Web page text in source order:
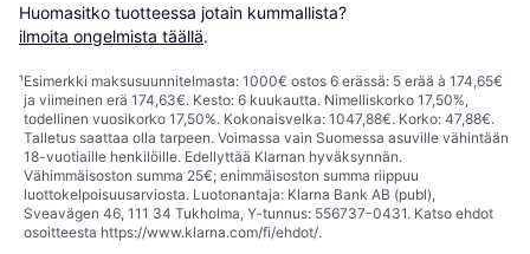
Huomasitko tuotteessa jotain kummallista?
ilmoita ongelmista täällä.
¹Esimerkki maksusuunnitelmasta: 1000€ ostos 6 erässä: 5 erää à 174,65€
ja viimeinen erä 174,63€. Kesto: 6 kuukautta. Nimelliskorko 17,50%,
todellinen vuosikorko 17,50%. Kokonaisvelka: 1047,88€. Korko: 47,88€.
Talletus saattaa olla tarpeen. Voimassa vain Suomessa asuville vähintään
18-vuotiaille henkilöille. Edellyttää Klarnan hyväksynnän.
Vähimmäisoston summa 25€; enimmäisoston summa riippuu
luottokelpoisuusarviosta. Luotonantaja: Klarna Bank AB (publ),
Sveavägen 46, 111 34 Tukholma, Y-tunnus: 556737-0431. Katso ehdot
osoitteesta https://www.klarna.com/fi/ehdot/.